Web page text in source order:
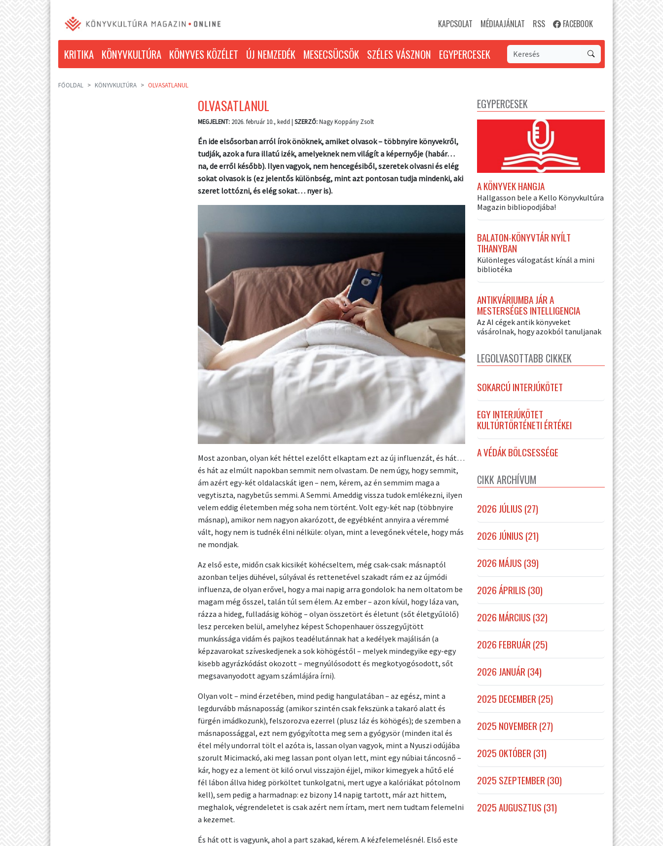
KAPCSOLAT MÉDIAAJÁNLAT RSS FACEBOOK
KRITIKA KÖNYVKULTÚRA KÖNYVES KÖZÉLET ÚJ NEMZEDÉK MESECSÜCSÖK SZÉLES VÁSZNON EGYPERCESEK
FŐOLDAL KÖNYVKULTÚRA OLVASATLANUL
OLVASATLANUL
MEGJELENT: 2026. február 10., kedd | SZERZŐ:Nagy Koppány Zsolt
Én ide elsősorban arról írok önöknek, amiket olvasok – többnyire könyvekről,
tudják, azok a fura illatú izék, amelyeknek nem világít a képernyője (habár…
na, de erről később). Ilyen vagyok, nem hencegésiből, szeretek olvasni és elég
sokat olvasok is (ez jelentős különbség, mint azt pontosan tudja mindenki, aki
szeret lottózni, és elég sokat… nyer is).
Most azonban, olyan két héttel ezelőtt elkaptam ezt az új influenzát, és hát…
és hát az elmúlt napokban semmit nem olvastam. De nem úgy, hogy semmit,
ám azért egy-két oldalacskát igen – nem, kérem, az én semmim maga a
vegytiszta, nagybetűs semmi. A Semmi. Ameddig vissza tudok emlékezni, ilyen
velem eddig életemben még soha nem történt. Volt egy-két nap (többnyire
másnap), amikor nem nagyon akarózott, de egyébként annyira a véremmé
vált, hogy nem is tudnék élni nélküle: olyan, mint a levegőnek vétele, hogy más
ne mondjak.
Az első este, midőn csak kicsikét köhécseltem, még csak-csak: másnaptól
azonban teljes dühével, súlyával és rettenetével szakadt rám ez az újmódi
influenza, de olyan erővel, hogy a mai napig arra gondolok: ha nem oltatom be
magam még ősszel, talán túl sem élem. Az ember – azon kívül, hogy láza van,
rázza a hideg, fulladásig köhög – olyan összetört és életunt (sőt életgyűlölő)
lesz perceken belül, amelyhez képest Schopenhauer összegyűjtött
munkássága vidám és pajkos teadélutánnak hat a kedélyek majálisán (a
képzavarokat szíveskedjenek a sok köhögéstől – melyek mindegyike egy-egy
kisebb agyrázkódást okozott – megnyúlósodott és megkotyogósodott, sőt
megsavanyodott agyam számlájára írni).
Olyan volt – mind érzetében, mind pedig hangulatában – az egész, mint a
legdurvább másnaposság (amikor szintén csak fekszünk a takaró alatt és
fürgén imádkozunk), felszorozva ezerrel (plusz láz és köhögés); de szemben a
másnapossággal, ezt nem gyógyította meg sem a gyógysör (minden ital és
étel mély undorral tölt el azóta is, lassan olyan vagyok, mint a Nyuszi odújába
szorult Micimackó, aki meg lassan pont olyan lett, mint egy núbiai táncosnő –
kár, hogy ez a lement öt kiló orvul visszajön éjjel, mikor kimegyek a hűtő elé
fél lábon állva hideg pörköltet tunkolgatni, mert ugye a kalóriákat pótolnom
kell), sem pedig a harmadnap: ez bizony 14 napig tartott, már azt hittem,
meghalok, végrendeletet is csak azért nem írtam, mert nem tudtam felemelni
a kezemet.
És hát ott is vagyunk, ahol a part szakad, kérem. A kézfelemelésnél. Első este
EGYPERCESEK
A KÖNYVEK HANGJA
Hallgasson bele a Kello Könyvkultúra
Magazin bibliopodjába!
BALATON-KÖNYVTÁR NYÍLT
TIHANYBAN
Különleges válogatást kínál a mini
bibliotéka
ANTIKVÁRIUMBA JÁR A
MESTERSÉGES INTELLIGENCIA
Az AI cégek antik könyveket
vásárolnak, hogy azokból tanuljanak
LEGOLVASOTTABB CIKKEK
SOKARCÚ INTERJÚKÖTET
EGY INTERJÚKÖTET
KULTÚRTÖRTÉNETI ÉRTÉKEI
A VÉDÁK BÖLCSESSÉGE
CIKK ARCHÍVUM
2026 JÚLIUS (27)
2026 JÚNIUS (21)
2026 MÁJUS (39)
2026 ÁPRILIS (30)
2026 MÁRCIUS (32)
2026 FEBRUÁR (25)
2026 JANUÁR (34)
2025 DECEMBER (25)
2025 NOVEMBER (27)
2025 OKTÓBER (31)
2025 SZEPTEMBER (30)
2025 AUGUSZTUS (31)